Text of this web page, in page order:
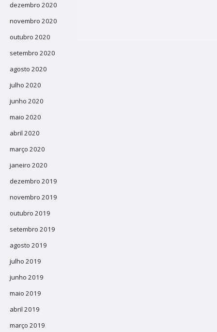
dezembro 2020
novembro 2020
outubro 2020
setembro 2020
agosto 2020
julho 2020
junho 2020
maio 2020
abril 2020
março 2020
janeiro 2020
dezembro 2019
novembro 2019
outubro 2019
setembro 2019
agosto 2019
julho 2019
junho 2019
maio 2019
abril 2019
março 2019